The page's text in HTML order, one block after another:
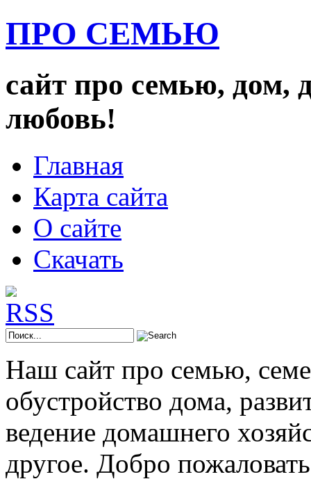
ПРО СЕМЬЮ
сайт про семью, дом,
любовь!
Главная
Карта сайта
О сайте
Скачать
Наш сайт про семью,
обустройство дома,
ведение домашнего
другое. Добро